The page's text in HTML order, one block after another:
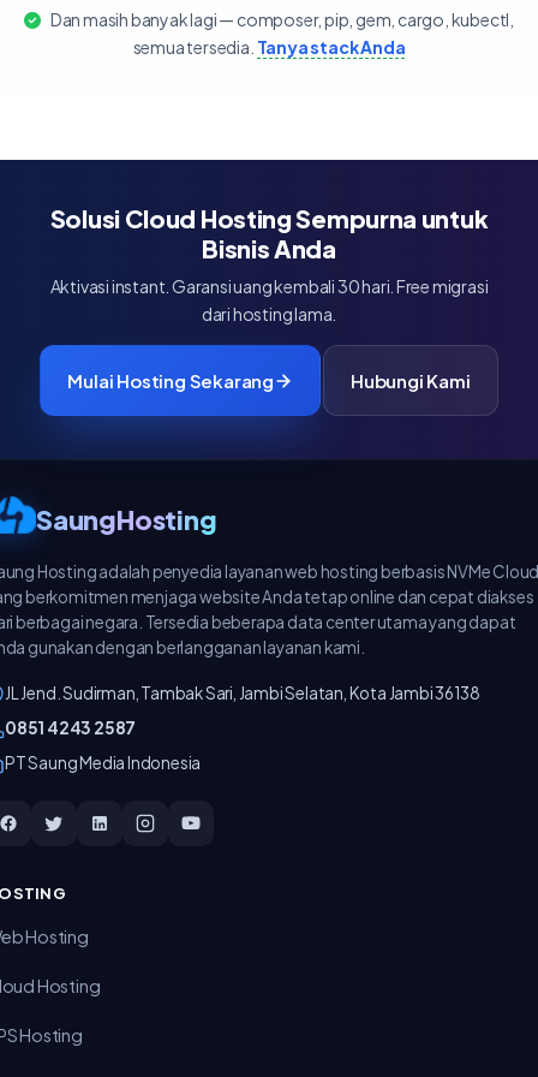
Dan masih banyak lagi — composer, pip, gem, cargo, kubectl,
semua tersedia. Tanya stack Anda
Solusi Cloud Hosting Sempurna untuk
Bisnis Anda
Aktivasi instant. Garansi uang kembali 30 hari. Free migrasi
dari hosting lama.
Mulai Hosting Sekarang Hubungi Kami
SaungHosting
Hosting adalah penyedia layanan web hosting berbasis NVMe
berkomitmen menjaga website Anda tetap online dan cepat diakses
berbagai negara. Tersedia beberapa data center utama yang dapat
gunakan dengan berlangganan layanan kami.
JL Jend. Sudirman, Tambak Sari, Jambi Selatan, Kota Jambi 36138
‪0851 4243 2587‬
PT Saung Media Indonesia
Hosting
Hosting
Hosting